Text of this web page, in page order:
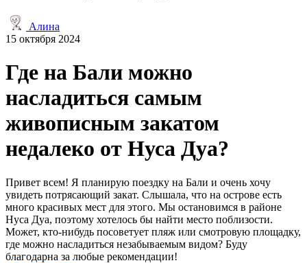
Алина
15 октября 2024
Где на Бали можно
насладиться самым
живописным закатом
недалеко от Нуса Дуа?
Привет всем! Я планирую поездку на Бали и очень хочу
увидеть потрясающий закат. Слышала, что на острове есть
много красивых мест для этого. Мы остановимся в районе
Нуса Дуа, поэтому хотелось бы найти место поблизости.
Может, кто-нибудь посоветует пляж или смотровую площадку,
где можно насладиться незабываемым видом? Буду
благодарна за любые рекомендации!